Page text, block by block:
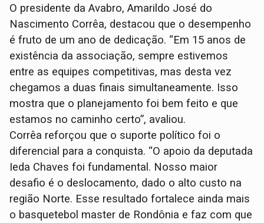
O presidente da Avabro, Amarildo José do
Nascimento Corrêa, destacou que o desempenho
é fruto de um ano de dedicação. “Em 15 anos de
existência da associação, sempre estivemos
entre as equipes competitivas, mas desta vez
chegamos a duas finais simultaneamente. Isso
mostra que o planejamento foi bem feito e que
estamos no caminho certo”, avaliou.
Corrêa reforçou que o suporte político foi o
diferencial para a conquista. “O apoio da deputada
Ieda Chaves foi fundamental. Nosso maior
desafio é o deslocamento, dado o alto custo na
região Norte. Esse resultado fortalece ainda mais
o basquetebol master de Rondônia e faz com que